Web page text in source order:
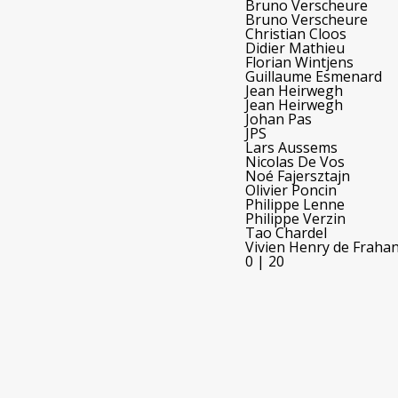
Bruno Verscheure
Bruno Verscheure
Christian Cloos
Didier Mathieu
Florian Wintjens
Guillaume Esmenard
Jean Heirwegh
Jean Heirwegh
Johan Pas
JPS
Lars Aussems
Nicolas De Vos
Noé Fajersztajn
Olivier Poncin
Philippe Lenne
Philippe Verzin
Tao Chardel
Vivien Henry de
0 | 20